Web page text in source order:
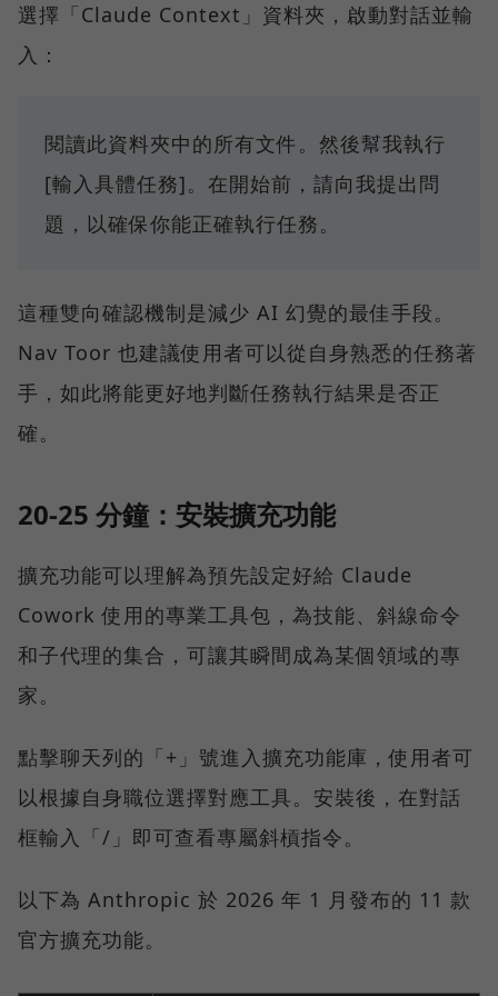
選擇「Claude Context」資料夾，啟動對話並輸
入：
閱讀此資料夾中的所有文件。然後幫我執行
[輸入具體任務]。在開始前，請向我提出問
題，以確保你能正確執行任務。
這種雙向確認機制是減少 AI 幻覺的最佳手段。
Nav Toor 也建議使用者可以從自身熟悉的任務著
手，如此將能更好地判斷任務執行結果是否正
確。
20-25 分鐘：安裝擴充功能
擴充功能可以理解為預先設定好給 Claude
Cowork 使用的專業工具包，為技能、斜線命令
和子代理的集合，可讓其瞬間成為某個領域的專
家。
點擊聊天列的「+」號進入擴充功能庫，使用者可
以根據自身職位選擇對應工具。安裝後，在對話
框輸入「/」即可查看專屬斜槓指令。
以下為 Anthropic 於 2026 年 1 月發布的 11 款
官方擴充功能。